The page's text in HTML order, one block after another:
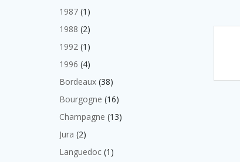
1987 1 1
1988 22
1992 1 1
1996 44
Bordeaux 3838
Bourgogne 1616
Champagne 1313
Jura 22
produits
Languedoc 1 1